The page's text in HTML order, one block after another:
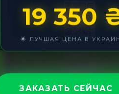
19 350
🌟 ЛУЧШАЯ ЦЕНА В
ЗАКАЗАТЬ СЕЙЧАС